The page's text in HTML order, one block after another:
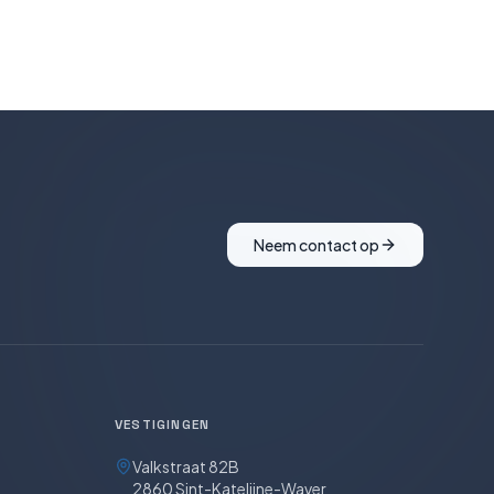
Neem contact op
VESTIGINGEN
Valkstraat 82B
2860 Sint-Katelijne-Waver